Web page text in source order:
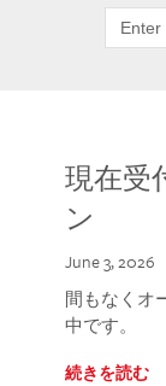
現在受
ン
June 3, 2026
間もなくオ
中です。
続きを読む